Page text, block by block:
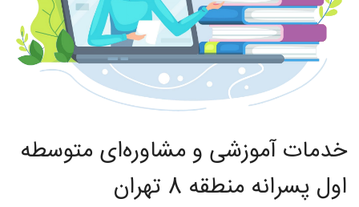
خدمات آموزشی و مشاوره‌ای متوسطه
اول پسرانه منطقه 8 تهران